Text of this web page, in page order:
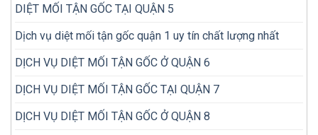
DIỆT MỐI TẬN GỐC TẠI QUẬN 5
Dịch vụ diệt mối tận gốc quận 1 uy tín chất lượng nhất
DỊCH VỤ DIỆT MỐI TẬN GỐC Ở QUẬN 6
DỊCH VỤ DIỆT MỐI TẬN GỐC TẠI QUẬN 7
DỊCH VỤ DIỆT MỐI TẬN GỐC Ở QUẬN 8